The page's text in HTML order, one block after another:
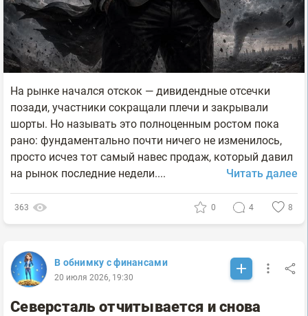
На рынке начался отскок — дивидендные отсечки
позади, участники сокращали плечи и закрывали
шорты. Но называть это полноценным ростом пока
рано: фундаментально почти ничего не изменилось,
просто исчез тот самый навес продаж, который давил
на рынок последние недели....
Читать далее
363 0 4 8
В обнимку с финансами
20 июля 2026, 19:30
Северсталь отчитывается и снова